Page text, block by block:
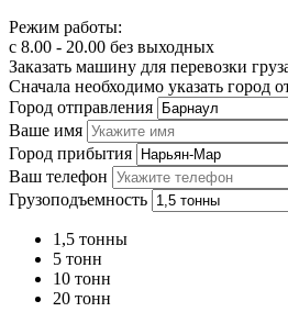
Режим работы:
с 8.00 - 20.00 без выходных
Заказать машину для перевозки
Сначала необходимо указать город
Город отправления
Ваше имя
Город прибытия
Ваш телефон
Грузоподъемность
1,5 тонны
5 тонн
10 тонн
20 тонн